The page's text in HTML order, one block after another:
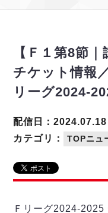
U-23選抜
メディア情報
フットサル日本代表
その他
戦績表
警告・退場・出場停
個人ランキング｜ゴ
個人ランキング｜シュ
個人ランキング｜シュ
個人ランキング｜第
メットライフ生
順位表
エスポラーダ北
バルドラール浦安
フウガドールす
立川アスレティッ
ペスカドーラ町田
ボアルース長野
シュライカー大阪
アリーナ情報
リーグ概要 ABOUT
リーグ概要
大会概要
過去の記録
過去の試合記録
プロジェクト
【Ｆ１第8節
チケット情報
リーグ2024-
カテゴリ： TOPニュ
配信日：2024.07.18
Ｆリーグ2024-2025